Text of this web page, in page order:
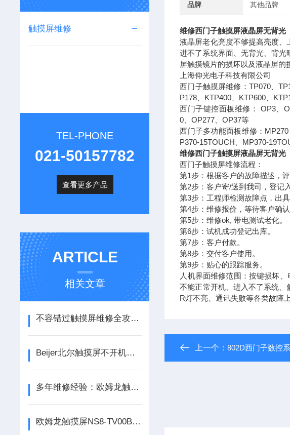
触摸屏维修
TEL-PHONE
021-50157782
查看更多产品
ARTICLE
相关文章
不容错过触摸屏维修全攻略-欧姆龙触摸屏NB10W-TW01B
Beijer北尔触摸屏不开机的必查维修步骤-就近一针见血快修
多年维修经验：欧姆龙触摸屏NS8-TV00B-ECV2亮度看不清楚问题点
欧姆龙触摸屏NS8-TV00B-ECV2开机不能启动深度分解维修
品牌 其他品牌
维修西门子触摸屏液晶屏无背光
液晶屏老化亮度不够提高亮度、
进不了系统界面、无背光、背
屏触摸镜片的损坏以及液晶屏的
上海仰光电子科技有限公司
西门子触摸屏维修：TP070、
P178、KTP400、KTP600、
西门子键控面板维修： OP3、
0、OP277、OP37等
西门子多功能面板维修：
P370-15TOUCH、MP370-
维修西门子触摸屏液晶屏无背光
西门子触摸屏维修流程：
第1步：根据客户的故障描述，
第2步：客户寄/送到我司，登记
第3步：工程师检测故障点，出
第4步：维修报价，等待客户确
第5步：维修ok, 带电测试老化。
第6步：试机成功登记出库。
第7步：客户付款。
第8步：交付客户使用。
第9步：贴心的跟踪服务。
人机界面维修范围：按键损坏
不能正常开机、进入不了系统
R灯不亮、通讯失败等各类故障
上一个：802D西门子数控